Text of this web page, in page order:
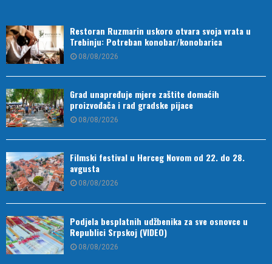
Restoran Ruzmarin uskoro otvara svoja vrata u
Trebinju: Potreban konobar/konobarica
08/08/2026
Grad unapređuje mjere zaštite domaćih
proizvođača i rad gradske pijace
08/08/2026
Filmski festival u Herceg Novom od 22. do 28.
avgusta
08/08/2026
Podjela besplatnih udžbenika za sve osnovce u
Republici Srpskoj (VIDEO)
08/08/2026